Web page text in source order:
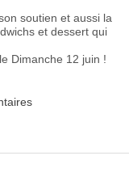
soutien et aussi la
et dessert qui
Dimanche 12 juin !